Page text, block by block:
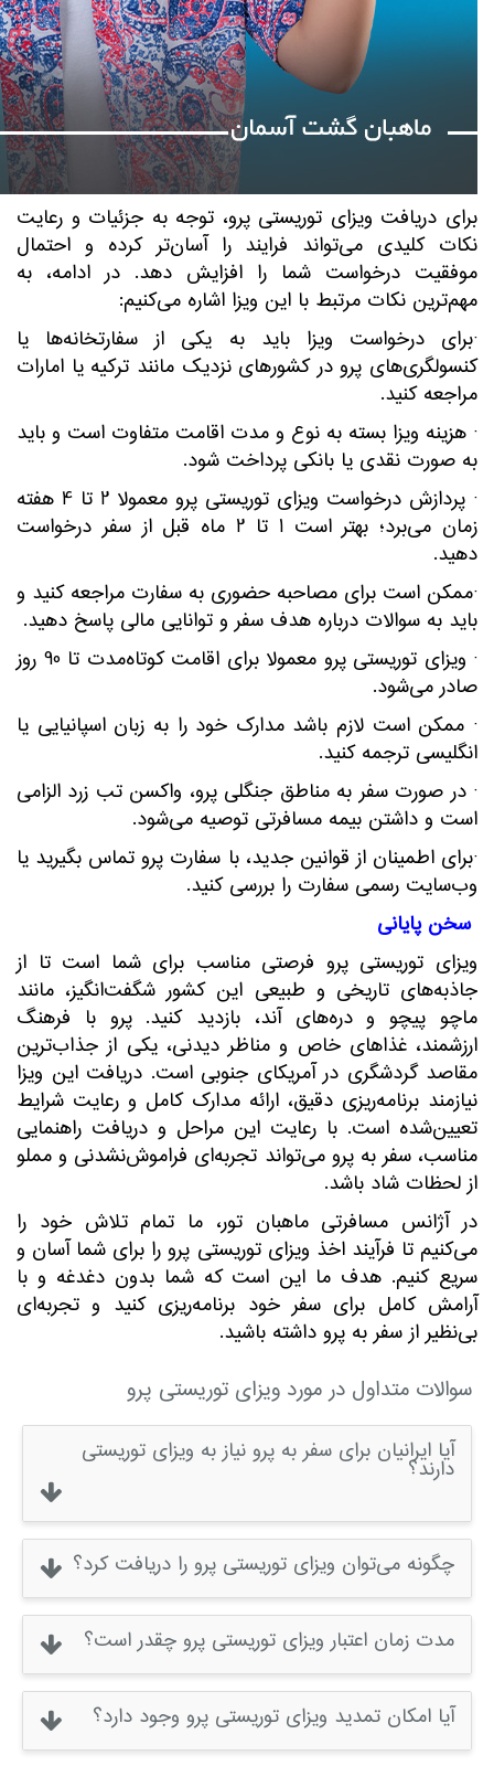
برای دریافت ویزای توریستی پرو، توجه به جزئیات و رعایت
نکات کلیدی می‌تواند فرایند را آسان‌تر کرده و احتمال
موفقیت درخواست شما را افزایش دهد. در ادامه، به
مهم‌ترین نکات مرتبط با این ویزا اشاره می‌کنیم:
·برای درخواست ویزا باید به یکی از سفارتخانه‌ها یا
کنسولگری‌های پرو در کشورهای نزدیک مانند ترکیه یا امارات
مراجعه کنید.
· هزینه ویزا بسته به نوع و مدت اقامت متفاوت است و باید
به صورت نقدی یا بانکی پرداخت شود.
· پردازش درخواست ویزای توریستی پرو معمولاً 2 تا 4 هفته
زمان می‌برد؛ بهتر است 1 تا 2 ماه قبل از سفر درخواست
دهید.
·ممکن است برای مصاحبه حضوری به سفارت مراجعه کنید و
باید به سوالات درباره هدف سفر و توانایی مالی پاسخ دهید.
· ویزای توریستی پرو معمولاً برای اقامت کوتاه‌مدت تا 90 روز
صادر می‌شود.
· ممکن است لازم باشد مدارک خود را به زبان اسپانیایی یا
انگلیسی ترجمه کنید.
· در صورت سفر به مناطق جنگلی پرو، واکسن تب زرد الزامی
است و داشتن بیمه مسافرتی توصیه می‌شود.
·برای اطمینان از قوانین جدید، با سفارت پرو تماس بگیرید یا
وب‌سایت رسمی سفارت را بررسی کنید.
سخن پایانی
ویزای توریستی پرو فرصتی مناسب برای شما است تا از
جاذبه‌های تاریخی و طبیعی این کشور شگفت‌انگیز، مانند
ماچو پیچو و دره‌های آند، بازدید کنید. پرو با فرهنگ
ارزشمند، غذاهای خاص و مناظر دیدنی، یکی از جذاب‌ترین
مقاصد گردشگری در آمریکای جنوبی است. دریافت این ویزا
نیازمند برنامه‌ریزی دقیق، ارائه مدارک کامل و رعایت شرایط
تعیین‌شده است. با رعایت این مراحل و دریافت راهنمایی
مناسب، سفر به پرو می‌تواند تجربه‌ای فراموش‌نشدنی و مملو
از لحظات شاد باشد.
در آژانس مسافرتی ماهبان تور، ما تمام تلاش خود را
می‌کنیم تا فرآیند اخذ ویزای توریستی پرو را برای شما آسان و
سریع کنیم. هدف ما این است که شما بدون دغدغه و با
آرامش کامل برای سفر خود برنامه‌ریزی کنید و تجربه‌ای
بی‌نظیر از سفر به پرو داشته باشید.
سوالات متداول در مورد ویزای توریستی پرو
آیا ایرانیان برای سفر به پرو نیاز به ویزای توریستی
دارند؟
چگونه می‌توان ویزای توریستی پرو را دریافت کرد؟
مدت زمان اعتبار ویزای توریستی پرو چقدر است؟
آیا امکان تمدید ویزای توریستی پرو وجود دارد؟